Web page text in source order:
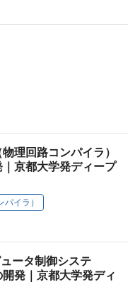
理回路コンパイラ）
京都大学発ディープ
イラ）
ータ制御システ
発｜京都大学発ディ